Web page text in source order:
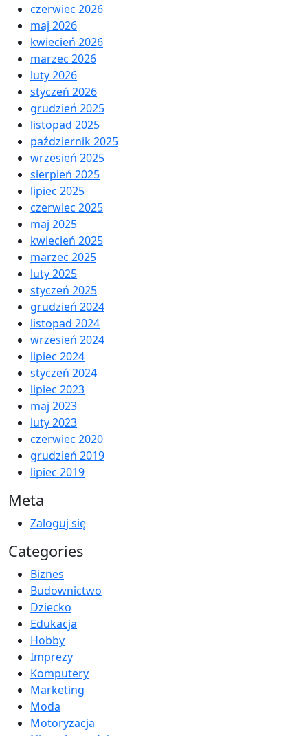
czerwiec 2026
maj 2026
kwiecień 2026
marzec 2026
luty 2026
styczeń 2026
grudzień 2025
listopad 2025
październik 2025
wrzesień 2025
sierpień 2025
lipiec 2025
czerwiec 2025
maj 2025
kwiecień 2025
marzec 2025
luty 2025
styczeń 2025
grudzień 2024
listopad 2024
wrzesień 2024
lipiec 2024
styczeń 2024
lipiec 2023
maj 2023
luty 2023
czerwiec 2020
grudzień 2019
lipiec 2019
Meta
Zaloguj się
Categories
Biznes
Budownictwo
Dziecko
Edukacja
Hobby
Imprezy
Komputery
Marketing
Moda
Motoryzacja